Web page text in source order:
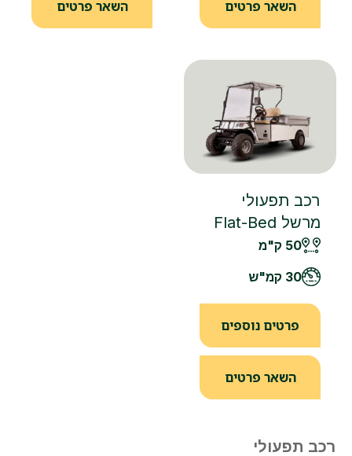
השאר פרטים השאר פרטים
רכב תפעולי
מרשל Flat-Bed
50 ק"מ
30 קמ"ש
פרטים נוספים
השאר פרטים
רכב תפעולי